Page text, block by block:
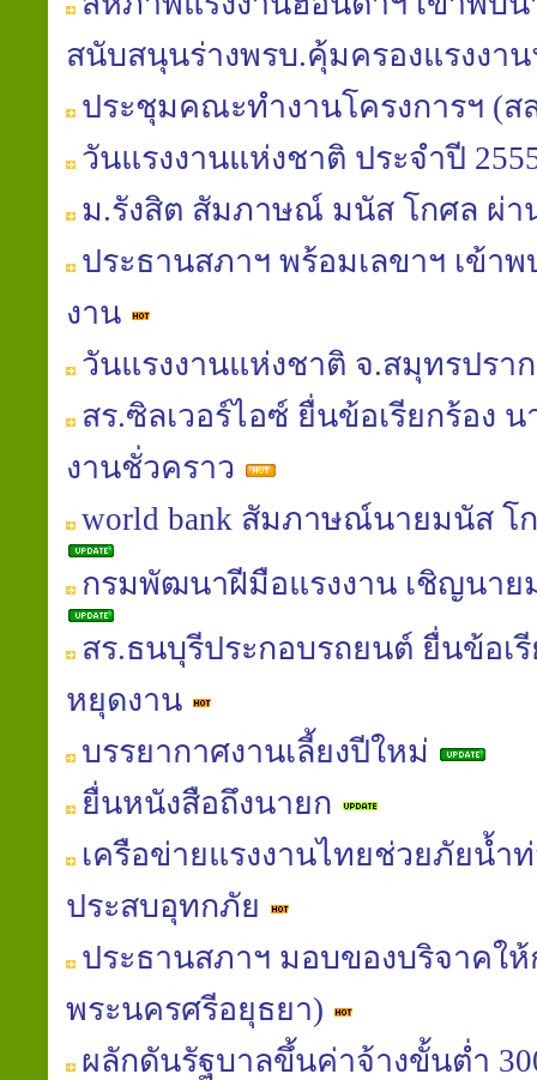
สนับสนุนร่างพรบ.คุ้มครองแรงงา
ประชุมคณะทำงานโครงการฯ (ส
วันแรงงานแห่งชาติ ประจำปี
ม.รังสิต สัมภาษณ์ มนัส โกศล ผ่า
ประธานสภาฯ พร้อมเลขาฯ เข้า
งาน
วันแรงงานแห่งชาติ จ.สมุทรปรา
สร.ซิลเวอร์ไอซ์ ยื่นข้อเรียกร้อง
งานชั่วคราว
world bank สัมภาษณ์นายมนัส โ
กรมพัฒนาฝีมือแรงงาน เชิญนาย
สร.ธนบุรีประกอบรถยนต์ ยื่นข้อเ
หยุดงาน
บรรยากาศงานเลี้ยงปีใหม่
ยื่นหนังสือถึงนายก
เครือข่ายแรงงานไทยช่วยภัยน้ำ
ประสบอุทกภัย
ประธานสภาฯ มอบของบริจาคใ
พระนครศรีอยุธยา)
ผลักดันรัฐบาลขึ้นค่าจ้างขั้นต่ำ